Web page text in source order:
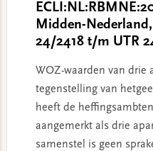
Midden-
24/2418 t/m UTR
WOZ-waarden van drie
tegenstelling van
heeft de
aangemerkt als drie
samenstel is geen